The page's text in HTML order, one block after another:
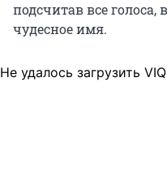
подсчитав все голоса,
чудесное имя.
Не удалось загрузить